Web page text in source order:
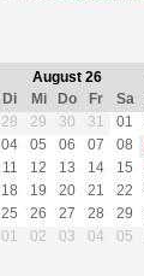
August 26
Di Mi Do Fr Sa
28 29 30 31 01
04 05 06 07 08
11 12 13 14 15
18 19 20 21 22
25 26 27 28 29
01 02 03 04 05